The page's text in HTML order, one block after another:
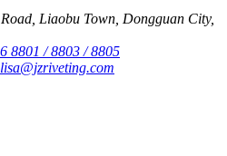
Liaobu Town, Dongguan City,
8801 / 8803 / 8805